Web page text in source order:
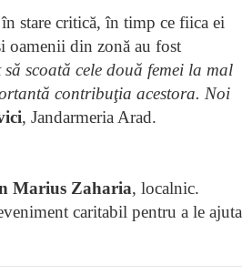
stare critică, în timp ce fiica ei
oamenii din zonă au fost
scoată cele două femei la mal
contribuţia acestora. Noi
, Jandarmeria Arad.
Marius Zaharia, localnic.
caritabil pentru a le ajuta